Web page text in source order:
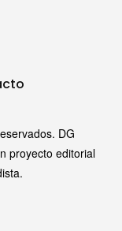
DG
proyecto editorial